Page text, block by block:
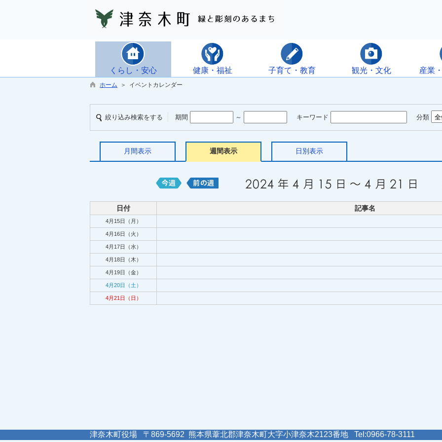
くらし・安心 健康・福祉 子育て・教育 観光・文化 産業
ホーム ＞ イベントカレンダー
絞り込み検索をする 期間 ～ キーワード 分類
月間表示 週間表示 日別表示
日付 記事名
4月15日（月）
4月16日（火）
4月17日（水）
4月18日（木）
4月19日（金）
4月20日（土）
4月21日（日）
津奈木町役場 〒869-5692 熊本県葦北郡津奈木町大字小津奈木2123番地 Tel:0966-78-3111